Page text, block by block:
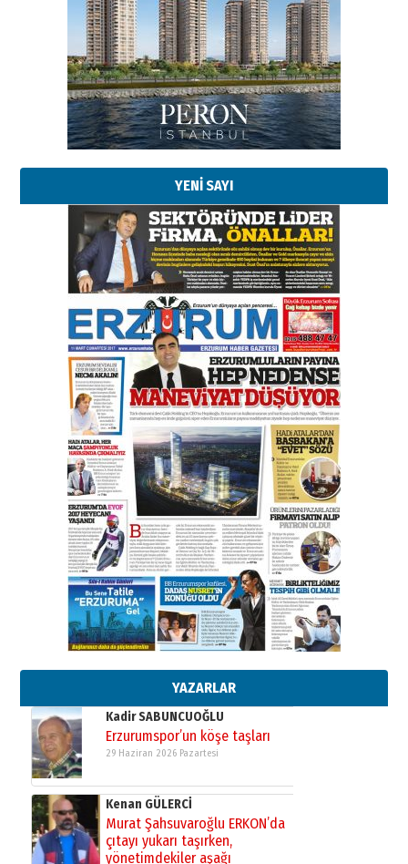
YENİ SAYI
YAZARLAR
Esat BİNDESEN
Başkan Sekmen’den Erzurum’a
bir vizyon proje daha!
02 Ağustos 2026 Pazar
Kadir SABUNCUOĞLU
Erzurumspor’un köşe taşları
29 Haziran 2026 Pazartesi
Kenan GÜLERCİ
Murat Şahsuvaroğlu ERKON’da
çıtayı yukarı taşırken,
yönetimdekiler aşağı
çekmemeli!
17 Şubat 2026 SalıOrhan BOZKURT
Bir fotoğraf, bir şehir, bir
gazeteci… Dizginler kimin
elinde?
31 Mart 2026 Salı
A. Berhan Yılmaz
BİR BÖLÜM DEĞİL, BİR ÖMÜR
SEÇİYORSUNUZ… “NEDEN
ATATÜRK ÜNİVERSİTESİ?”
28 Temmuz 2026 Salı
Ahmet Gökhan YAZICI
Ahmed Yesevi’den bir Alperen…
”Reisimiz” idi… Hakka yürüdü.!
26 Mart 2026 Perşembe
Cem Bakırcı
Ardında bıraktığı hatıralarıyla
gönül adamı Faruk Terzioğlu!
13 Mayıs 2026 Çarşamba
Esat BİNDESEN
Başkan Sekmen’den Erzurum’a
02 Ağustos 2026 Pazar
Kadir SABUNCUOĞLU
Erzurumspor’un köşe taşları
29 Haziran 2026 Pazartesi
Kenan GÜLERCİ
Murat Şahsuvaroğlu ERKON’da
çıtayı yukarı taşırken,
yönetimdekiler aşağı